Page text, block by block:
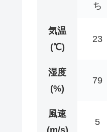
ち
気温
(℃)
23
湿度
(%)
79
風速
(m/s)
5